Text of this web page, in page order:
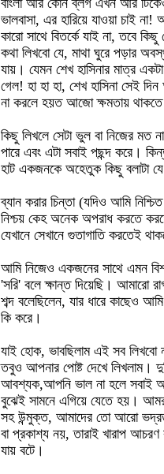
ভালবাসা, এর হারিয়ে যাওয়া চাই
কারো সাথে বিতর্কে যাই না, তবে
কথা লিখবো যে, মাথা ঘুরে পড়ার
যায়। যেমন শেখ হাসিনার মাত্র
গেল! হা হা হা, শেখ হাসিনা সেই
না করলে হয়ত আজো ক্ষমতায়
কিছু লিখলে সেটা ভুল বা নিজের মত
পারে এবং এটা সবাই পছন্দ করে।
হাট একজনকে অহেতুক কিছু বলাটা
ব্যান করার চিন্তা (যদিও আমি
নিশ্চয় কেহ অনেক অপরাধ করতে
যেখানে সেখানে গুতাগাতি করতেই
আমি নিজেও একজনের সাথে এমন
'সরি' বলে ক্ষান্ত দিয়েছি। আমারো
শব্দ বলেছিলেন, যার ধারে কাছেও
কি করে।
যাই হোক, ভাবছিলাম এই সব লিখবো
তবুও আপনার পোষ্ট দেখে লিখলাম।
আবশ্যক,আপনি ভাল না হলে সবাই
বুঝেই সামনে এগিয়ে যেতে হয়।
সহ উন্মুক্ত, আমাদের তো আরো
বা প্রকাশ্য নয়, তারাই খারাপ আচরণ
যায় বটে।